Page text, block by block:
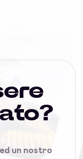
un nostro